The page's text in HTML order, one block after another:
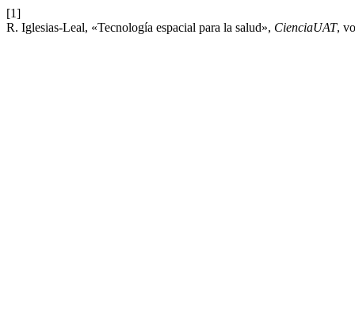
[1]
R. Iglesias-Leal, «Tecnología espacial para la salud», CienciaUAT,